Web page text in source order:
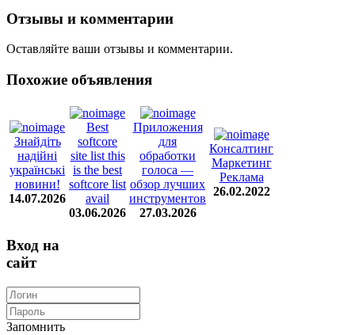
Отзывы и комментарии
Оставляйте ваши отзывы и комментарии.
Похожие объявления
Знайдіть
надійні
українські
новини!
14.07.2026
Best
softcore
site list this
is the best
softcore list
avail
03.06.2026
Приложения
для
обработки
голоса —
обзор лучших
инструментов
27.03.2026
Консалтинг
Маркетинг
Реклама
26.02.2022
Вход на
сайт
Запомнить